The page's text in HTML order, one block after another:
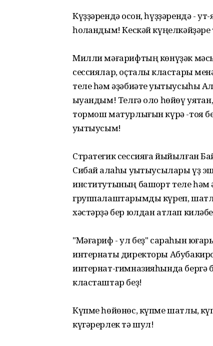
Күҙҙәрендә осҡон, һүҙҙәрендә -
һоҡландым! Кескәй
Милли мәғарифтың көнүҙәк
сессиялар, оҫталыҡ кластары
теле һәм әҙәбиәте уҡытыусыһы
ҡыуандым! Телгә оло һөйөү
тормош матурлығын күрә -тоя
уҡытыусым!
Стратегик сессияға йыйылған
Сибай ҡалаһы уҡытыусылары үҙ
институтының башҡорт теле һәм
группалаштарымды күреп,
хәстәрҙә бер юлдан атлап
"Мәғариф - ул беҙ" сараһын
интернаты директоры
интернат-гимназияһында бергә
класташтар беҙ!
Күпме һөйөнөс, күпме шатлыҡ,
күгәрерлек тә шул!